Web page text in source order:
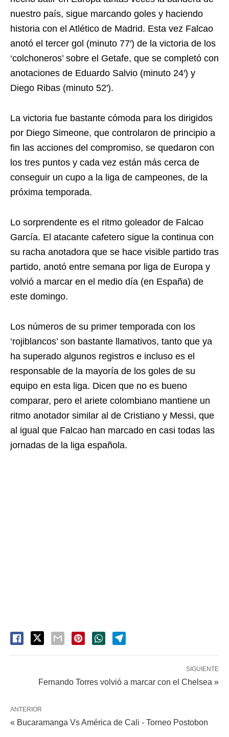
nuestro país, sigue marcando goles y haciendo
historia con el Atlético de Madrid. Esta vez Falcao
anotó el tercer gol (minuto 77′) de la victoria de los
‘colchoneros’ sobre el Getafe, que se completó con
anotaciones de Eduardo Salvio (minuto 24′) y
Diego Ribas (minuto 52′).
La victoria fue bastante cómoda para los dirigidos
por Diego Simeone, que controlaron de principio a
fin las acciones del compromiso, se quedaron con
los tres puntos y cada vez están más cerca de
conseguir un cupo a la liga de campeones, de la
próxima temporada.
Lo sorprendente es el ritmo goleador de Falcao
García. El atacante cafetero sigue la continua con
su racha anotadora que se hace visible partido tras
partido, anotó entre semana por liga de Europa y
volvió a marcar en el medio día (en España) de
este domingo.
Los números de su primer temporada con los
‘rojiblancos’ son bastante llamativos, tanto que ya
ha superado algunos registros e incluso es el
responsable de la mayoría de los goles de su
equipo en esta liga. Dicen que no es bueno
comparar, pero el ariete colombiano mantiene un
ritmo anotador similar al de Cristiano y Messi, que
al igual que Falcao han marcado en casi todas las
jornadas de la liga española.
SIGUIENTE
Fernando Torres volvió a marcar con el Chelsea »
ANTERIOR
« Bucaramanga Vs América de Cali - Torneo Postobon